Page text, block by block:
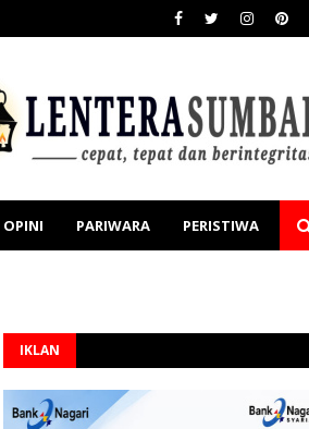
OPINI PARIWARA PERISTIWA
IKLAN